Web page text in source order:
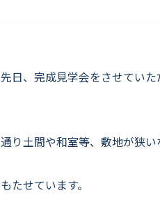
お役立ちコラム
先日、完成見学会をさせていた
通り土間や和室等、敷地が狭
もたせています。